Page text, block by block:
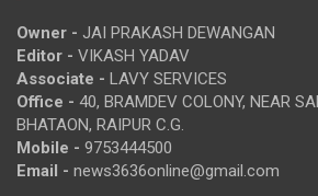
Owner - JAI PRAKASH DEWANGAN
Editor - VIKASH YADAV
Associate - LAVY SERVICES
Office - 40, BRAMDEV COLONY, NEAR
BHATAON, RAIPUR C.G.
Mobile - 9753444500
Email - news3636online@gmail.com